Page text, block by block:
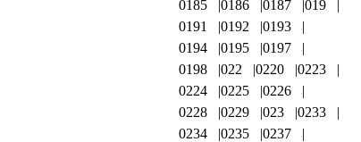
0185
0186 0187
019
0191
0192
0193
0194
0195
0197
0198
022 0220
0223
0224
0225
0226
0228
0229 023
0233
0234
0235
0237